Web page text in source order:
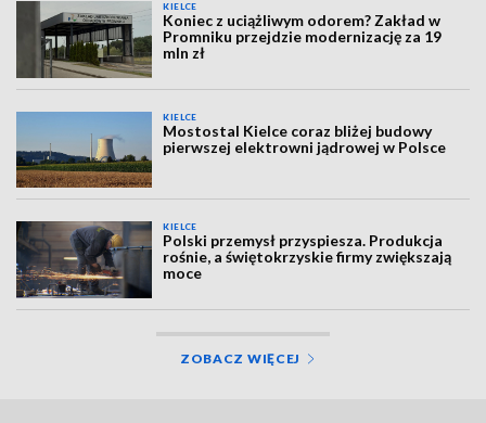
KIELCE
Koniec z uciążliwym odorem? Zakład w
Promniku przejdzie modernizację za 19
mln zł
KIELCE
Mostostal Kielce coraz bliżej budowy
pierwszej elektrowni jądrowej w Polsce
KIELCE
Polski przemysł przyspiesza. Produkcja
rośnie, a świętokrzyskie firmy zwiększają
moce
ZOBACZ WIĘCEJ